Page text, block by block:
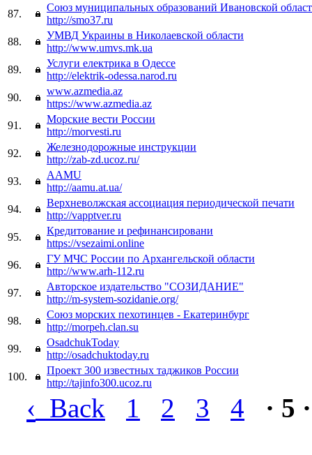
87.
Союз муниципальных образований Ивановской
http://smo37.ru
88.
УМВД Украины в Николаевской области
http://www.umvs.mk.ua
89.
Услуги електрика в Одессе
http://elektrik-odessa.narod.ru
90.
www.azmedia.az
https://www.azmedia.az
91.
Морские вести России
http://morvesti.ru
92.
Железнодорожные инструкции
http://zab-zd.ucoz.ru/
93.
AAMU
http://aamu.at.ua/
94.
Верхневолжская ассоциация периодической печати
http://vapptver.ru
95.
Кредитование и рефинансировани
https://vsezaimi.online
96.
ГУ МЧС России по Архангельской области
http://www.arh-112.ru
97.
Авторское издательство "СОЗИДАНИЕ"
http://m-system-sozidanie.org/
98.
Союз морских пехотинцев - Екатеринбург
http://morpeh.clan.su
99.
OsadchukToday
http://osadchuktoday.ru
100.
Проект 300 известных таджиков России
http://tajinfo300.ucoz.ru
‹ Back 1 2 3 4 · 5 ·